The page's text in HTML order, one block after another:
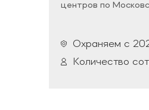
центров по
Охраняем с
Количество